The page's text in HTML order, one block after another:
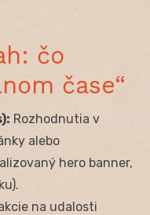
čo
čase“
Rozhodnutia v
alebo
hero banner,
na udalosti